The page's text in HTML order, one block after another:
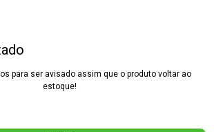
para ser avisado assim que o produto voltar ao
estoque!